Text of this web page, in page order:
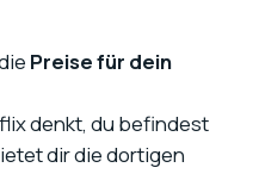
Preise für dein
denkt, du befindest
dir die dortigen